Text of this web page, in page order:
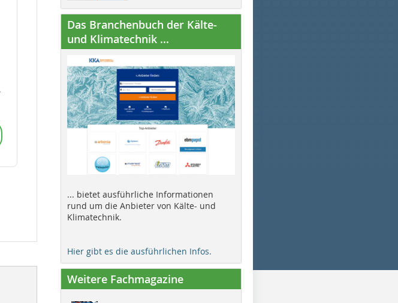
Das Branchenbuch der Kälte-
und Klimatechnik ...
... bietet ausführliche Informationen
rund um die Anbieter von Kälte- und
Klimatechnik.
Hier gibt es die ausführlichen Infos.
Weitere Fachmagazine